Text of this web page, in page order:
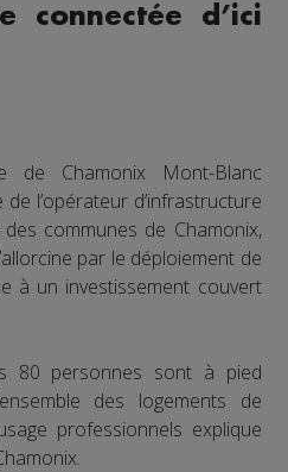
connectée d’ici
de Chamonix Mont-Blanc
l’opérateur d’infrastructure
communes de Chamonix,
par le déploiement de
à un investissement couvert
80 personnes sont à pied
des logements de
professionnels explique